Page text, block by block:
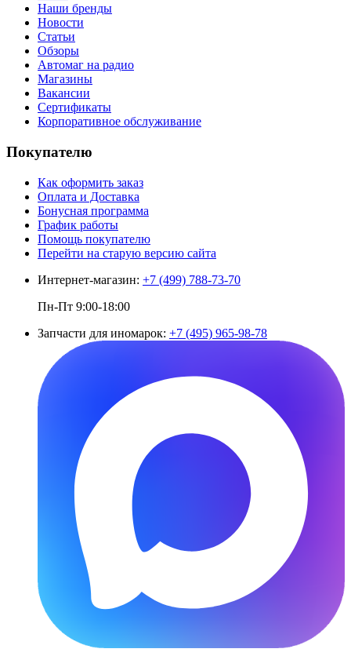
Наши бренды
Новости
Статьи
Обзоры
Автомаг на радио
Магазины
Вакансии
Сертификаты
Корпоративное обслуживание
Покупателю
Как оформить заказ
Оплата и Доставка
Бонусная программа
График работы
Помощь покупателю
Перейти на старую версию сайта
Интернет-магазин: +7 (499) 788-73-70
Пн-Пт 9:00-18:00
Запчасти для иномарок: +7 (495) 965-98-78